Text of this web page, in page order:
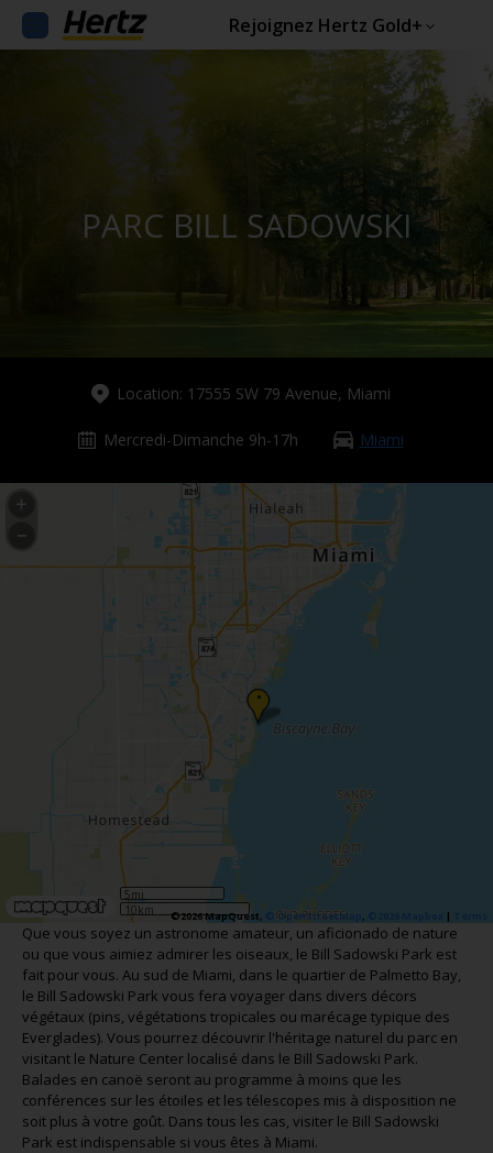
Rejoignez Hertz Gold+
PARC BILL SADOWSKI
Location: 17555 SW 79 Avenue, Miami
Mercredi-Dimanche 9h-17h Miami
5mi
10km
©2026 MapQuest, © OpenStreetMap , |
•
Que vous soyez un astronome amateur, un aficionado de nature
ou que vous aimiez admirer les oiseaux, le Bill Sadowski Park est
fait pour vous. Au sud de Miami, dans le quartier de Palmetto Bay,
le Bill Sadowski Park vous fera voyager dans divers décors
végétaux (pins, végétations tropicales ou marécage typique des
Everglades). Vous pourrez découvrir l'héritage naturel du parc en
visitant le Nature Center localisé dans le Bill Sadowski Park.
Balades en canoë seront au programme à moins que les
conférences sur les étoiles et les télescopes mis à disposition ne
soit plus à votre goût. Dans tous les cas, visiter le Bill Sadowski
Park est indispensable si vous êtes à Miami.